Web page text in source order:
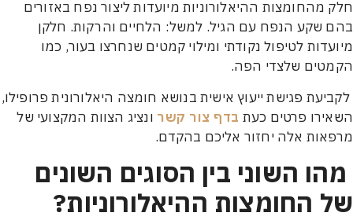
ההיאלורוניות מיועדות ליצור נפח באזורים
שקע הנפח עם הגיל. למשל: הלחיים והרקות. חלקן
לטיפול נקודתי ומילוי קמטים שנחרצו בעור, כמו
שלצדי הפה.
פגישת ייעוץ אישית בנושא חומצה היאלורונית פרופילו,
פרטים כעתבדף צור קשרונציג הצוות המקצועי של
אלה יחזור אליכם בהקדם.
השוני בין הסוגים השונים
החומצות ההיאלורוניות?